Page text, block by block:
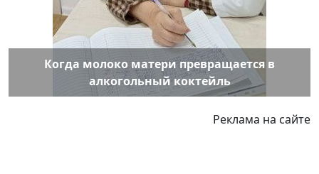
Когда молоко матери превращается в
алкогольный коктейль
Реклама на сайте